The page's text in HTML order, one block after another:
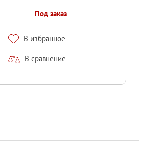
Под заказ
В избранное
В сравнение